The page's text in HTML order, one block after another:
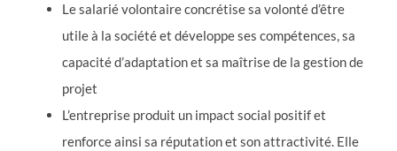
Le salarié volontaire concrétise sa volonté d’être
utile à la société et développe ses compétences, sa
capacité d’adaptation et sa maîtrise de la gestion de
projet
L’entreprise produit un impact social positif et
renforce ainsi sa réputation et son attractivité. Elle